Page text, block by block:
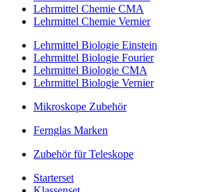
Lehrmittel Chemie CMA
Lehrmittel Chemie Vernier
Lehrmittel Biologie Einstein
Lehrmittel Biologie Fourier
Lehrmittel Biologie CMA
Lehrmittel Biologie Vernier
Mikroskope Zubehör
Fernglas Marken
Zubehör für Teleskope
Starterset